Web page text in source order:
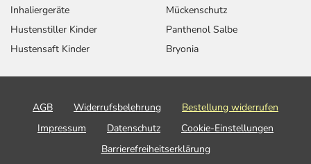
Inhaliergeräte
Hustenstiller Kinder
Hustensaft Kinder
Mückenschutz
Panthenol Salbe
Bryonia
AGB Widerrufsbelehrung
Bestellung widerrufen
Impressum
Datenschutz
Cookie-Einstellungen
Barrierefreiheitserklärung